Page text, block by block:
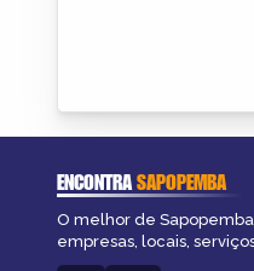
ENCONTRASAPOPEMBA
O melhor de
empresas, locais,